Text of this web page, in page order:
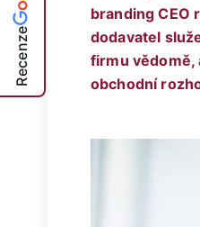
Recenze
branding CEO
dodavatel
firmu vědomě,
obchodní